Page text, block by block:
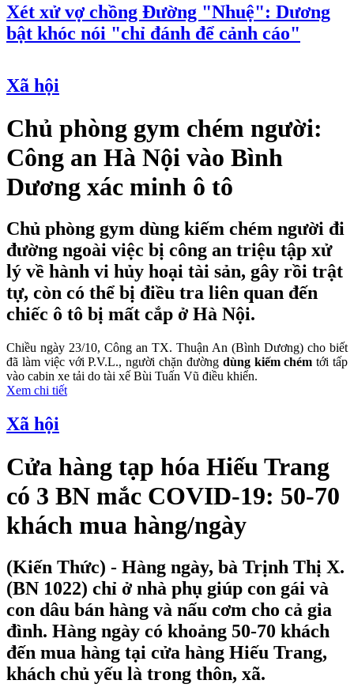
Xét xử vợ chồng Đường "Nhuệ": Dương
bật khóc nói "chỉ đánh để cảnh cáo"
Xã hội
Chủ phòng gym chém người:
Công an Hà Nội vào Bình
Dương xác minh ô tô
Chủ phòng gym dùng kiếm chém người đi
đường ngoài việc bị công an triệu tập xử
lý về hành vi hủy hoại tài sản, gây rồi trật
tự, còn có thể bị điều tra liên quan đến
chiếc ô tô bị mất cắp ở Hà Nội.
Chiều ngày 23/10, Công an TX. Thuận An (Bình Dương) cho biết
đã làm việc với P.V.L., người chặn đường dùng kiếm chém tới tấp
vào cabin xe tải do tài xế Bùi Tuấn Vũ điều khiển.
Xem chi tiết
Xã hội
Cửa hàng tạp hóa Hiếu Trang
có 3 BN mắc COVID-19: 50-70
khách mua hàng/ngày
(Kiến Thức) - Hàng ngày, bà Trịnh Thị X.
(BN 1022) chỉ ở nhà phụ giúp con gái và
con dâu bán hàng và nấu cơm cho cả gia
đình. Hàng ngày có khoảng 50-70 khách
đến mua hàng tại cửa hàng Hiếu Trang,
khách chủ yếu là trong thôn, xã.